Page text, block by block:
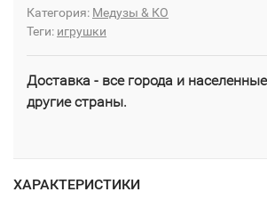
Категория: Медузы & КО
Теги: игрушки
Доставка - все города и
другие страны.
ХАРАКТЕРИСТИКИ